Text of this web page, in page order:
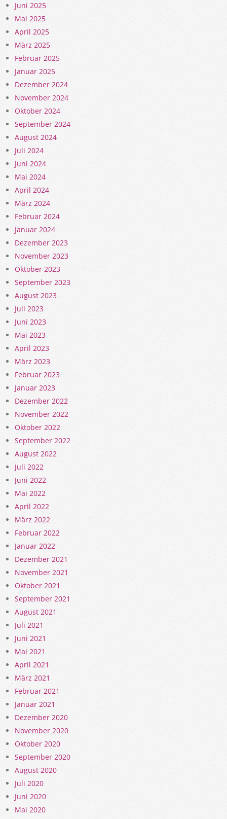
Juni 2025
Mai 2025
April 2025
März 2025
Februar 2025
Januar 2025
Dezember 2024
November 2024
Oktober 2024
September 2024
August 2024
Juli 2024
Juni 2024
Mai 2024
April 2024
März 2024
Februar 2024
Januar 2024
Dezember 2023
November 2023
Oktober 2023
September 2023
August 2023
Juli 2023
Juni 2023
Mai 2023
April 2023
März 2023
Februar 2023
Januar 2023
Dezember 2022
November 2022
Oktober 2022
September 2022
August 2022
Juli 2022
Juni 2022
Mai 2022
April 2022
März 2022
Februar 2022
Januar 2022
Dezember 2021
November 2021
Oktober 2021
September 2021
August 2021
Juli 2021
Juni 2021
Mai 2021
April 2021
März 2021
Februar 2021
Januar 2021
Dezember 2020
November 2020
Oktober 2020
September 2020
August 2020
Juli 2020
Juni 2020
Mai 2020